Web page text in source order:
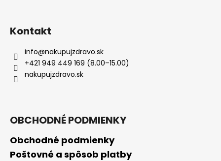
Kontakt
info@nakupujzdravo.sk
+421 949 449 169 (8.00–15.00)
nakupujzdravo.sk
OBCHODNÉ PODMIENKY
Obchodné podmienky
Poštovné a spôsob platby